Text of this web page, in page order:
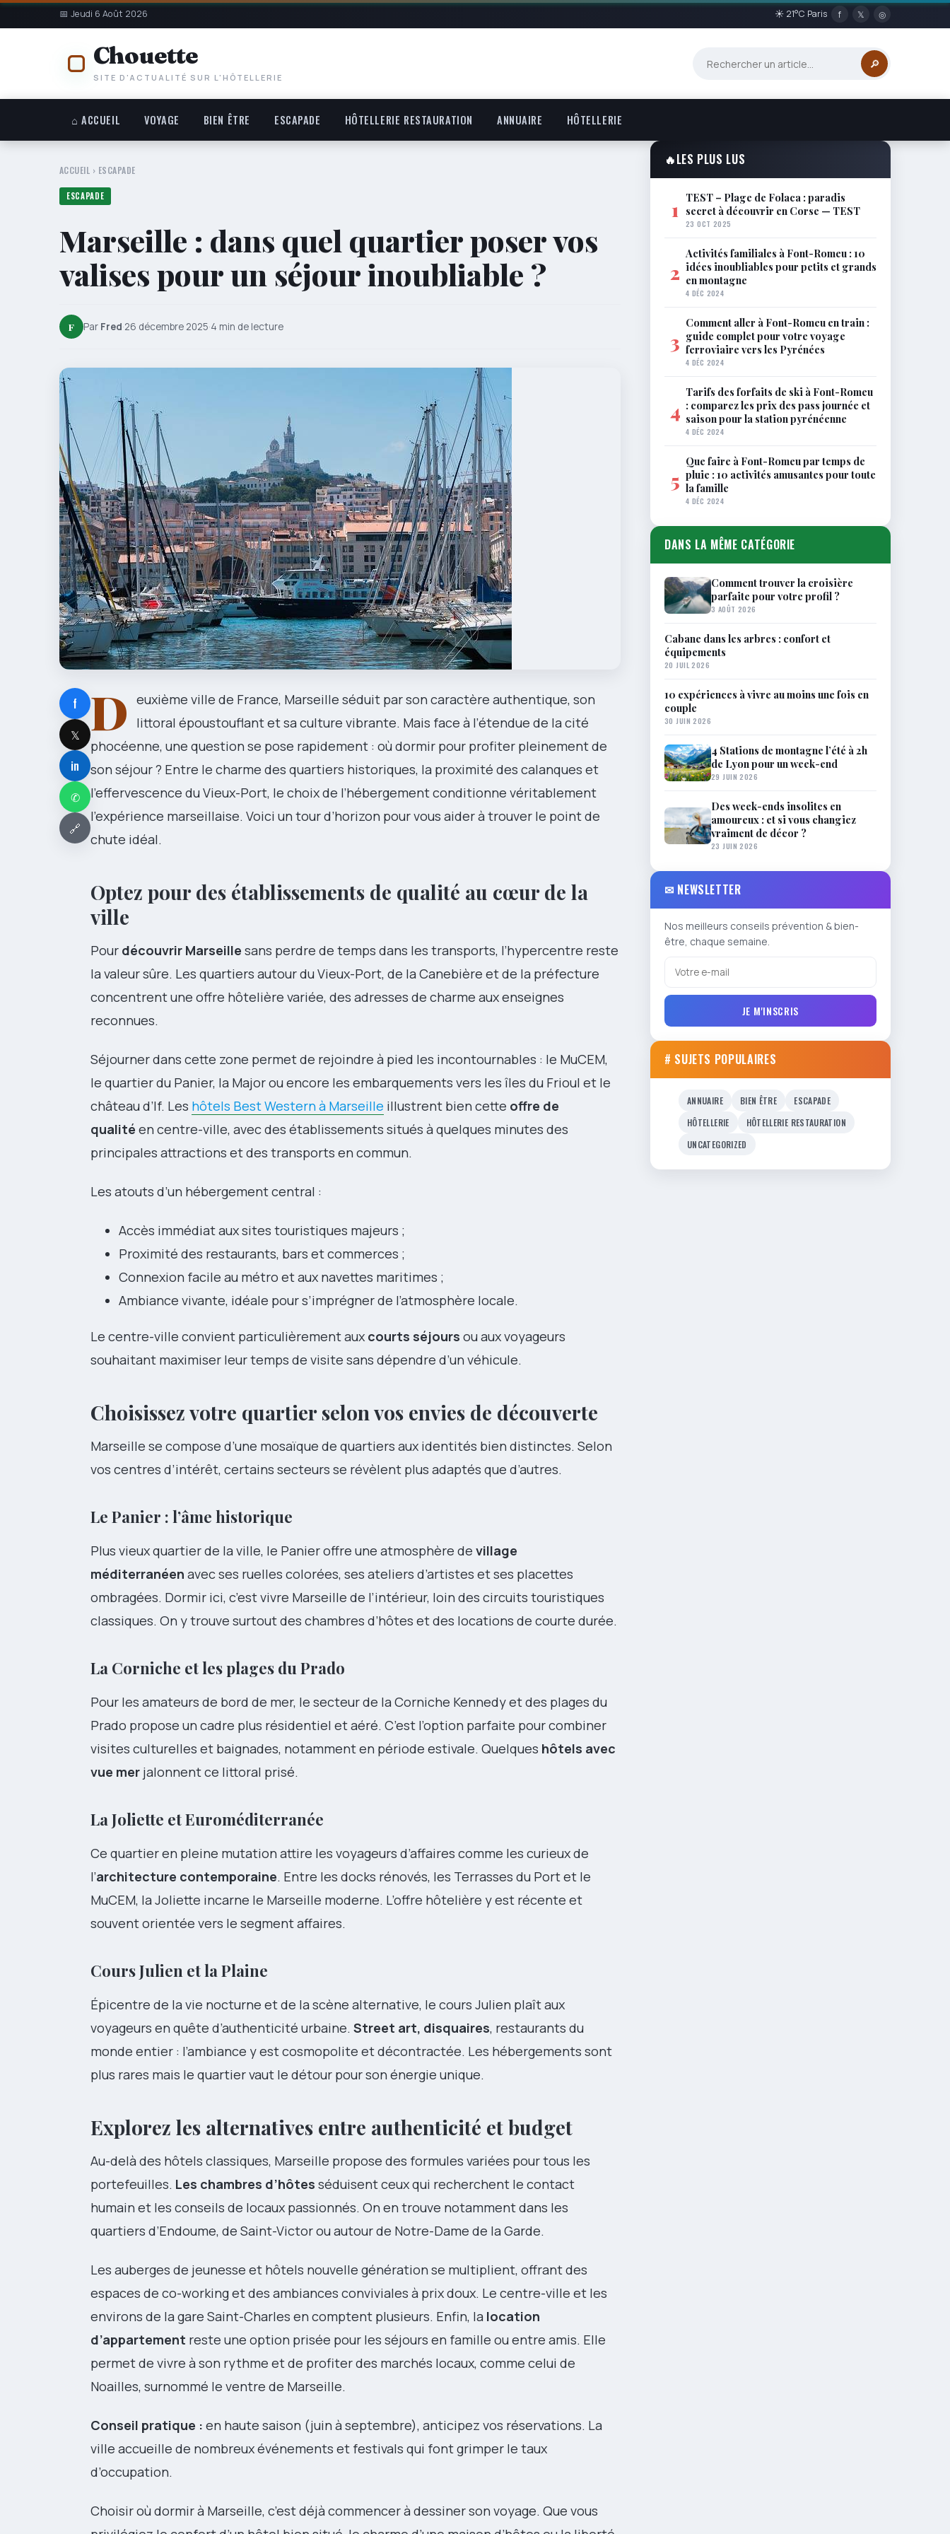
📅 Jeudi 6 Août 2026 ☀ 21°C Paris f 𝕏 ◎
Chouette
SITE D'ACTUALITÉ SUR L'HÔTELLERIE
🔎
⌂ ACCUEIL VOYAGE BIEN ÊTRE ESCAPADE HÔTELLERIE RESTAURATION ANNUAIRE HÔTELLERIE
ACCUEIL › ESCAPADE
ESCAPADE
Marseille : dans quel quartier poser vos
valises pour un séjour inoubliable ?
F Par Fred·26 décembre 2025·4 min de lecture
f
𝕏
in
✆
🔗
D euxième ville de France, Marseille séduit par son caractère authentique, son
littoral époustouflant et sa culture vibrante. Mais face à l’étendue de la cité
phocéenne, une question se pose rapidement : où dormir pour profiter pleinement de
son séjour ? Entre le charme des quartiers historiques, la proximité des calanques et
l’effervescence du Vieux-Port, le choix de l’hébergement conditionne véritablement
l’expérience marseillaise. Voici un tour d’horizon pour vous aider à trouver le point de
chute idéal.
Optez pour des établissements de qualité au cœur de la
ville
Pour découvrir Marseille sans perdre de temps dans les transports, l’hypercentre reste
la valeur sûre. Les quartiers autour du Vieux-Port, de la Canebière et de la préfecture
concentrent une offre hôtelière variée, des adresses de charme aux enseignes
reconnues.
Séjourner dans cette zone permet de rejoindre à pied les incontournables : le MuCEM,
le quartier du Panier, la Major ou encore les embarquements vers les îles du Frioul et le
château d’If. Les hôtels Best Western à Marseille illustrent bien cette offre de
qualité en centre-ville, avec des établissements situés à quelques minutes des
principales attractions et des transports en commun.
Les atouts d’un hébergement central :
Accès immédiat aux sites touristiques majeurs ;
Proximité des restaurants, bars et commerces ;
Connexion facile au métro et aux navettes maritimes ;
Ambiance vivante, idéale pour s’imprégner de l’atmosphère locale.
Le centre-ville convient particulièrement aux courts séjours ou aux voyageurs
souhaitant maximiser leur temps de visite sans dépendre d’un véhicule.
Choisissez votre quartier selon vos envies de découverte
Marseille se compose d’une mosaïque de quartiers aux identités bien distinctes. Selon
vos centres d’intérêt, certains secteurs se révèlent plus adaptés que d’autres.
Le Panier : l’âme historique
Plus vieux quartier de la ville, le Panier offre une atmosphère de village
méditerranéen avec ses ruelles colorées, ses ateliers d’artistes et ses placettes
ombragées. Dormir ici, c’est vivre Marseille de l’intérieur, loin des circuits touristiques
classiques. On y trouve surtout des chambres d’hôtes et des locations de courte durée.
La Corniche et les plages du Prado
Pour les amateurs de bord de mer, le secteur de la Corniche Kennedy et des plages du
Prado propose un cadre plus résidentiel et aéré. C’est l’option parfaite pour combiner
visites culturelles et baignades, notamment en période estivale. Quelques hôtels avec
vue mer jalonnent ce littoral prisé.
La Joliette et Euroméditerranée
Ce quartier en pleine mutation attire les voyageurs d’affaires comme les curieux de
l’architecture contemporaine. Entre les docks rénovés, les Terrasses du Port et le
MuCEM, la Joliette incarne le Marseille moderne. L’offre hôtelière y est récente et
souvent orientée vers le segment affaires.
Cours Julien et la Plaine
Épicentre de la vie nocturne et de la scène alternative, le cours Julien plaît aux
voyageurs en quête d’authenticité urbaine. Street art, disquaires, restaurants du
monde entier : l’ambiance y est cosmopolite et décontractée. Les hébergements sont
plus rares mais le quartier vaut le détour pour son énergie unique.
Explorez les alternatives entre authenticité et budget
Au-delà des hôtels classiques, Marseille propose des formules variées pour tous les
portefeuilles. Les chambres d’hôtes séduisent ceux qui recherchent le contact
humain et les conseils de locaux passionnés. On en trouve notamment dans les
quartiers d’Endoume, de Saint-Victor ou autour de Notre-Dame de la Garde.
Les auberges de jeunesse et hôtels nouvelle génération se multiplient, offrant des
espaces de co-working et des ambiances conviviales à prix doux. Le centre-ville et les
environs de la gare Saint-Charles en comptent plusieurs. Enfin, la location
d’appartement reste une option prisée pour les séjours en famille ou entre amis. Elle
permet de vivre à son rythme et de profiter des marchés locaux, comme celui de
Noailles, surnommé le ventre de Marseille.
Conseil pratique : en haute saison (juin à septembre), anticipez vos réservations. La
ville accueille de nombreux événements et festivals qui font grimper le taux
d’occupation.
Choisir où dormir à Marseille, c’est déjà commencer à dessiner son voyage. Que vous
🔥LES PLUS LUS
1 TEST – Plage de Folaca : paradis
secret à découvrir en Corse — TEST
23 OCT 2025
2
Activités familiales à Font-Romeu : 10
idées inoubliables pour petits et grands
en montagne
4 DÉC 2024
3
Comment aller à Font-Romeu en train :
guide complet pour votre voyage
ferroviaire vers les Pyrénées
4 DÉC 2024
4
Tarifs des forfaits de ski à Font-Romeu
: comparez les prix des pass journée et
saison pour la station pyrénéenne
4 DÉC 2024
5
Que faire à Font-Romeu par temps de
pluie : 10 activités amusantes pour toute
la famille
4 DÉC 2024
DANS LA MÊME CATÉGORIE
Comment trouver la croisière
parfaite pour votre profil ?
3 AOÛT 2026
Cabane dans les arbres : confort et
équipements
20 JUIL 2026
10 expériences à vivre au moins une fois en
couple
30 JUIN 2026
4 Stations de montagne l’été à 2h
de Lyon pour un week-end
29 JUIN 2026
Des week-ends insolites en
amoureux : et si vous changiez
vraiment de décor ?
23 JUIN 2026
✉ NEWSLETTER
Nos meilleurs conseils prévention & bien-
être, chaque semaine.
JE M'INSCRIS
# SUJETS POPULAIRES
ANNUAIRE BIEN ÊTRE
ESCAPADE
HÔTELLERIE
HÔTELLERIE RESTAURATION
UNCATEGORIZED